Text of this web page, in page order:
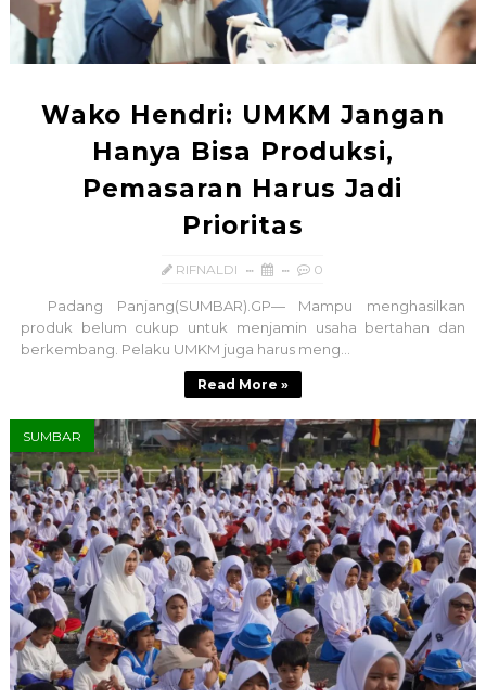
Wako Hendri: UMKM Jangan
Hanya Bisa Produksi,
Pemasaran Harus Jadi
Prioritas
RIFNALDI 0
Padang Panjang(SUMBAR).GP— Mampu menghasilkan
produk belum cukup untuk menjamin usaha bertahan dan
berkembang. Pelaku UMKM juga harus meng...
Read More »
SUMBAR